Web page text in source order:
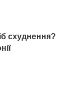
схуднення?